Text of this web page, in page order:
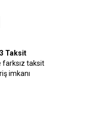
Taksit
farksız taksit
imkanı